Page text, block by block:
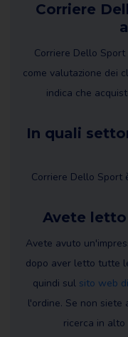
Corriere
Corriere Dello Sport
come valutazione dei
indica che
In quali
Corriere Dello
Avete
Avete avuto
dopo aver letto tutte
quindi sul sito web
l'ordine. Se non siete
ricerca in